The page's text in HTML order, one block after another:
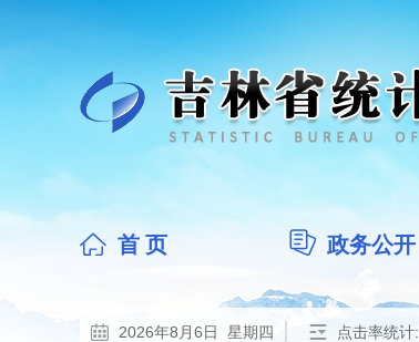
首 页 政务公开
2026年8月6日 星期四 点击率统计: